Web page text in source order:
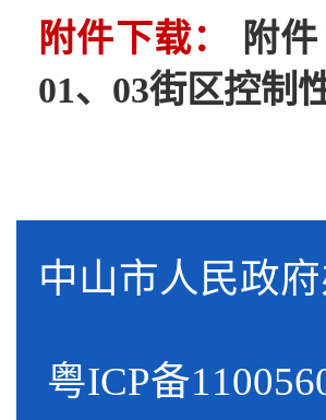
附件下载：
附
01、03街区控制
中山市人民政
粤ICP备